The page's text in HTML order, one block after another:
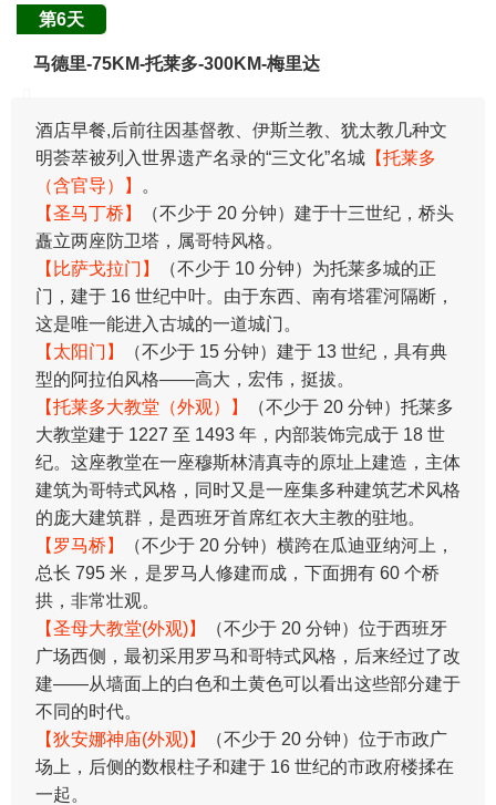
第6天
马德里-75KM-托莱多-300KM-梅里达
酒店早餐,后前往因基督教、伊斯兰教、犹太教几种文
明荟萃被列入世界遗产名录的“三文化”名城 【托莱多
（含官导）】
。
【圣马丁桥】
（不少于 20 分钟）建于十三世纪，桥头
矗立两座防卫塔，属哥特风格。
【比萨戈拉门】
（不少于 10 分钟）为托莱多城的正
门，建于 16 世纪中叶。由于东西、南有塔霍河隔断，
这是唯一能进入古城的一道城门。
【太阳门】
（不少于 15 分钟）建于 13 世纪，具有典
型的阿拉伯风格――高大，宏伟，挺拔。
【托莱多大教堂（外观）】
（不少于 20 分钟）托莱多
大教堂建于 1227 至 1493 年，内部装饰完成于 18 世
纪。这座教堂在一座穆斯林清真寺的原址上建造，主体
建筑为哥特式风格，同时又是一座集多种建筑艺术风格
的庞大建筑群，是西班牙首席红衣大主教的驻地。
【罗马桥】
（不少于 20 分钟）横跨在瓜迪亚纳河上，
总长 795 米，是罗马人修建而成，下面拥有 60 个桥
拱，非常壮观。
【圣母大教堂(外观)】
（不少于 20 分钟）位于西班牙
广场西侧，最初采用罗马和哥特式风格，后来经过了改
建——从墙面上的白色和土黄色可以看出这些部分建于
不同的时代。
【狄安娜神庙(外观)】
（不少于 20 分钟）位于市政广
场上，后侧的数根柱子和建于 16 世纪的市政府楼揉在
一起。